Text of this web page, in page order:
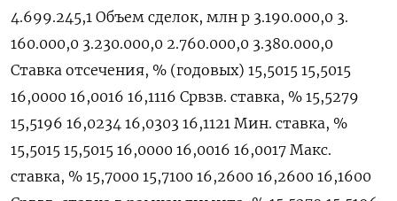
4.699.245,1 Объем сделок, млн р 3.190.​000,0 3.​
160.‌000,0 3.230.000,0 2.760.000,​0 3.380.000,0
Ставка отсечения, % (годовых) 15,5015 15,5015
16,0000 16,0016 16,1116 Срвзв. cтавка, % 15,5279
15,5196 16,0234 16,0303 16,1121 Мин. ставка, %
15,5015 15,5015 16,0000 16,0016 16,0017 Макс.
ставка, % 15,7000 15,​7100 16,2600 16,⁠2600 16,1600